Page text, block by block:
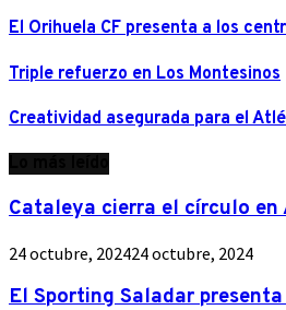
El Orihuela CF presenta a los
Triple refuerzo en Los Montesinos
Creatividad asegurada para el
Cataleya cierra el círculo en
24 octubre, 202424 octubre, 2024
El Sporting Saladar presenta